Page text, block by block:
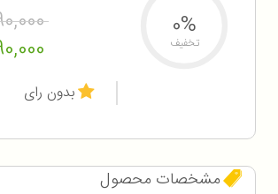
0%
تخفیف
بدون رای
مشخصات محصول